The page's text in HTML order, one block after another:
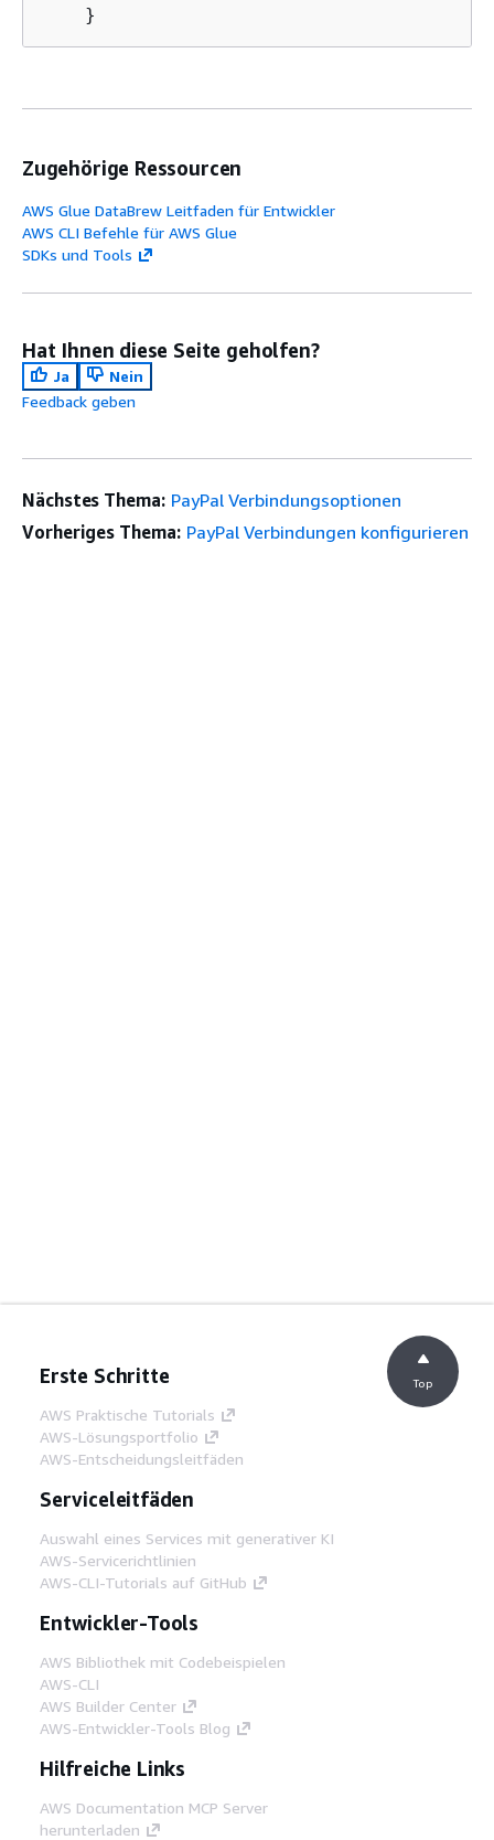
    }
Zugehörige Ressourcen
AWS Glue DataBrew Leitfaden für Entwickler
AWS CLI Befehle für AWS Glue
SDKs und Tools
Hat Ihnen diese Seite geholfen?
Ja
Nein
Feedback geben
Nächstes Thema: PayPal Verbindungsoptionen
Vorheriges Thema: PayPal Verbindungen konfigurieren
Erste Schritte
AWS Praktische Tutorials
AWS-Lösungsportfolio
AWS-Entscheidungsleitfäden
Serviceleitfäden
Auswahl eines Services mit generativer KI
AWS-Servicerichtlinien
AWS-CLI-Tutorials auf GitHub
Entwickler-Tools
AWS Bibliothek mit Codebeispielen
AWS-CLI
AWS Builder Center
AWS-Entwickler-Tools Blog
Hilfreiche Links
AWS Documentation MCP Server
herunterladen
Top